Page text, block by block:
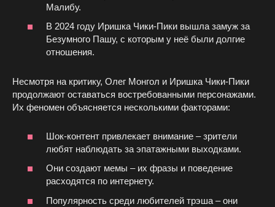
Малибу.
В 2024 году Иришка Чики-Пики вышла замуж за
Безумного Пашу, с которым у неё были долгие
отношения.
Несмотря на критику, Олег Монгол и Иришка Чики-Пики
продолжают оставаться востребованными персонажами.
Их феномен объясняется несколькими факторами:
Шок-контент привлекает внимание – зрители
любят наблюдать за эпатажными выходками.
Они создают мемы – их фразы и поведение
расходятся по интернету.
Популярность среди любителей трэша – они